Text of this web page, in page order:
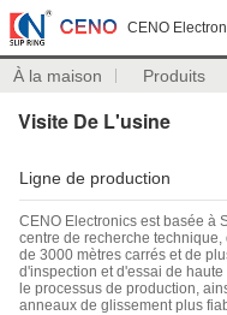
CENO
À la maison Produits
Visite De L'usine
Ligne de production
CENO Electronics est basée à
centre de recherche
de 3000 mètres carrés et de
d'inspection et d'essai de
le processus de production,
anneaux de glissement plus